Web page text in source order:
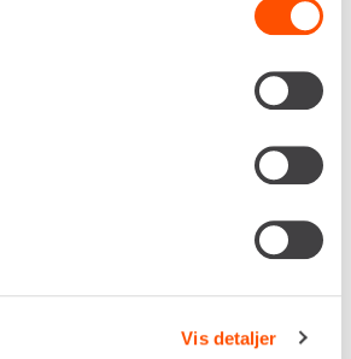
Vis detaljer
5,0 t
1.200 mm
til erhverv. Gyldigt CVR-